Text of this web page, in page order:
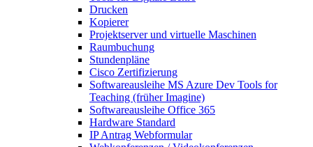
Drucken
Kopierer
Projektserver und virtuelle Maschinen
Raumbuchung
Stundenpläne
Cisco Zertifizierung
Softwareausleihe MS Azure Dev Tools for
Teaching (früher Imagine)
Softwareausleihe Office 365
Hardware Standard
IP Antrag Webformular